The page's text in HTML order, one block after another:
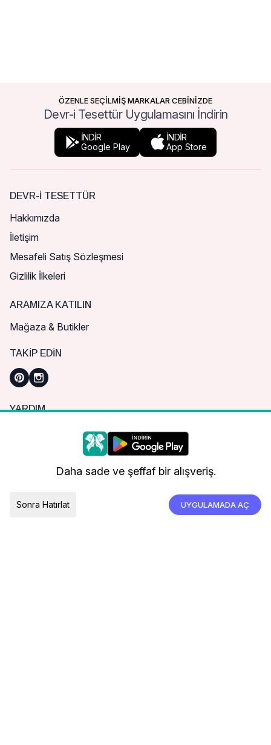
ÖZENLE SEÇİLMİŞ MARKALAR CEBİNİZDE
Devr-i Tesettür Uygulamasını İndirin
İNDİR
Google Play
İNDİR
App Store
DEVR-I TESETTÜR
Hakkımızda
İletişim
Mesafeli Satış Sözleşmesi
Gizlilik İlkeleri
ARAMIZA KATILIN
Mağaza & Butikler
TAKIP EDIN
YARDIM
Sık Sorulan Sorular
Nasıl Sipariş Verebilirim?
Kargo ve Teslimat
Daha iyi bir alışveriş deneyimi için çerezleri
kullanıyoruz.
Daha sade ve şeffaf bir alışveriş.
Sonra Hatırlat UYGULAMADA AÇ